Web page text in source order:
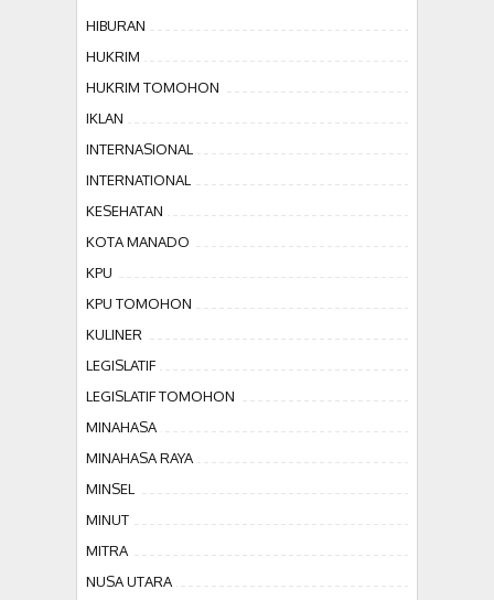
HIBURAN
HUKRIM
HUKRIM TOMOHON
IKLAN
INTERNASIONAL
INTERNATIONAL
KESEHATAN
KOTA MANADO
KPU
KPU TOMOHON
KULINER
LEGISLATIF
LEGISLATIF TOMOHON
MINAHASA
MINAHASA RAYA
MINSEL
MINUT
MITRA
NUSA UTARA